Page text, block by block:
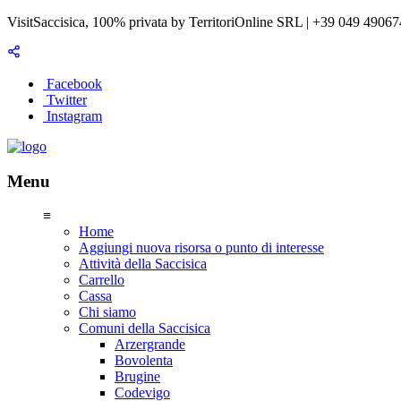
VisitSaccisica, 100% privata by TerritoriOnline SRL | +39 049
Facebook
Twitter
Instagram
Menu
≡
Home
Aggiungi nuova risorsa o punto di interesse
Attività della Saccisica
Carrello
Cassa
Chi siamo
Comuni della Saccisica
Arzergrande
Bovolenta
Brugine
Codevigo